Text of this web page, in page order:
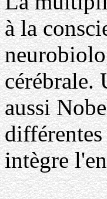
à la
cérébrale.
aussi
intègre